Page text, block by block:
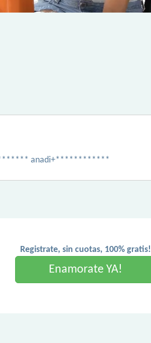
anadi+************
Registrate, sin cuotas, 100% gratis!
Enamorate YA!